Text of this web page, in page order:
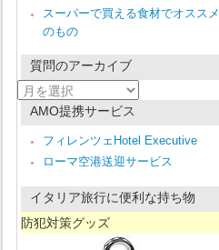
スーパーで買える食材でオススメ
のもの
質問のアーカイブ
質
問
AMO提携サービス
フィレンツェHotel Executive
ローマ空港送迎サービス
イタリア旅行に便利な持ち物
防犯対策グッズ